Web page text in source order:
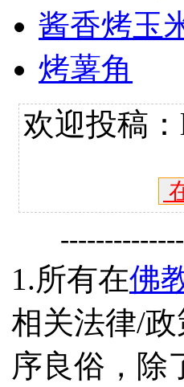
酱香烤玉
烤薯角
欢迎投稿
1.所有在佛
相关法律/
序良俗，除